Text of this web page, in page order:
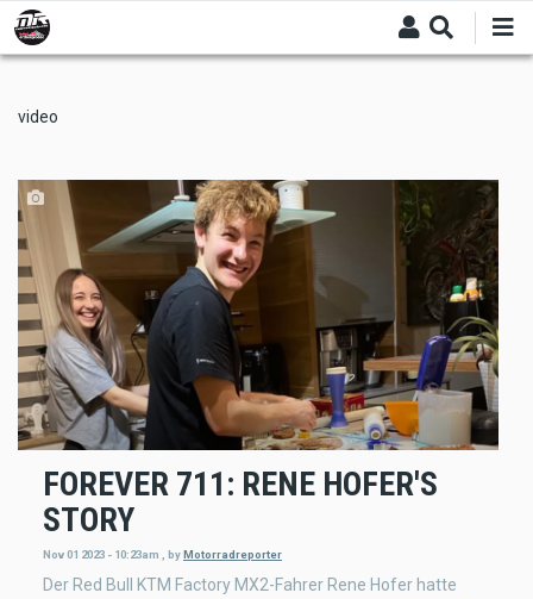
Skip
to
main
video
FOREVER 711: RENE HOFER'S
STORY
Nov 01 2023 - 10:23am , by Motorradreporter
Der Red Bull KTM Factory MX2-Fahrer Rene Hofer hatte